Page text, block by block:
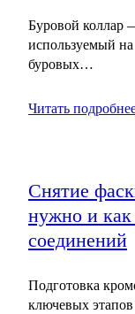
Буровой коллар
используемый
буровых…
Читать
Снятие
нужно и как
соединений
Подготовка
ключевых